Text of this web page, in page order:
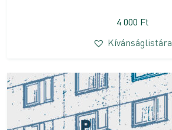
4 000 Ft
Kívánságlistára